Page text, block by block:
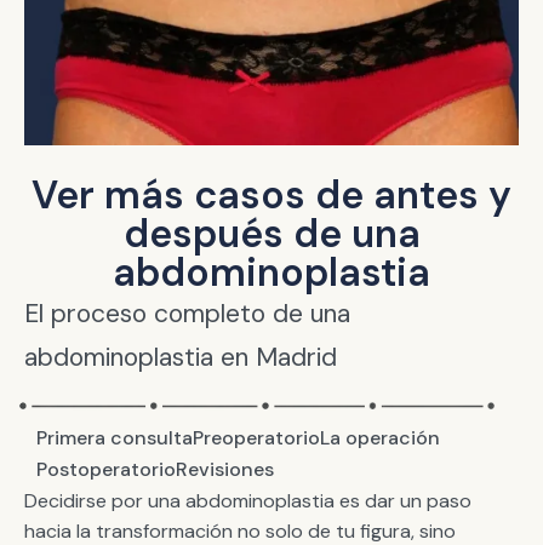
Ver más casos de antes y
después de una
abdominoplastia
El proceso completo de una
abdominoplastia en Madrid
Primera consultaPreoperatorioLa operación
PostoperatorioRevisiones
Decidirse por una abdominoplastia es dar un paso
hacia la transformación no solo de tu figura, sino